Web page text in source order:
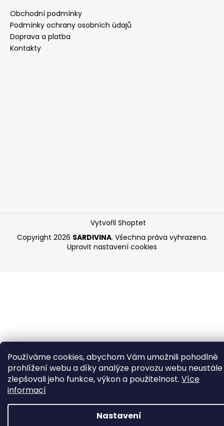
Používáme cookies, abychom Vám umožnili pohodlné
prohlížení webu a díky analýze provozu webu neustále
zlepšovali jeho funkce, výkon a použitelnost. Více
informací
Nastavení
Obchodní podmínky
Podmínky ochrany osobních údajů
Doprava a platba
Kontakty
Vytvořil Shoptet
Copyright 2026 SARDIVINA. Všechna práva vyhrazena.
Upravit nastavení cookies